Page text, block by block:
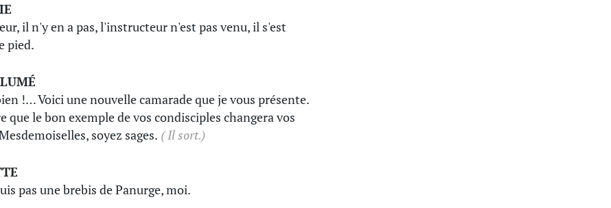
il n'y en a pas, l'instructeur n'est pas venu, il s'est
pied.
!… Voici une nouvelle camarade que je vous présente.
que le bon exemple de vos condisciples changera vos
soyez sages. ( Il sort.)
pas une brebis de Panurge, moi.